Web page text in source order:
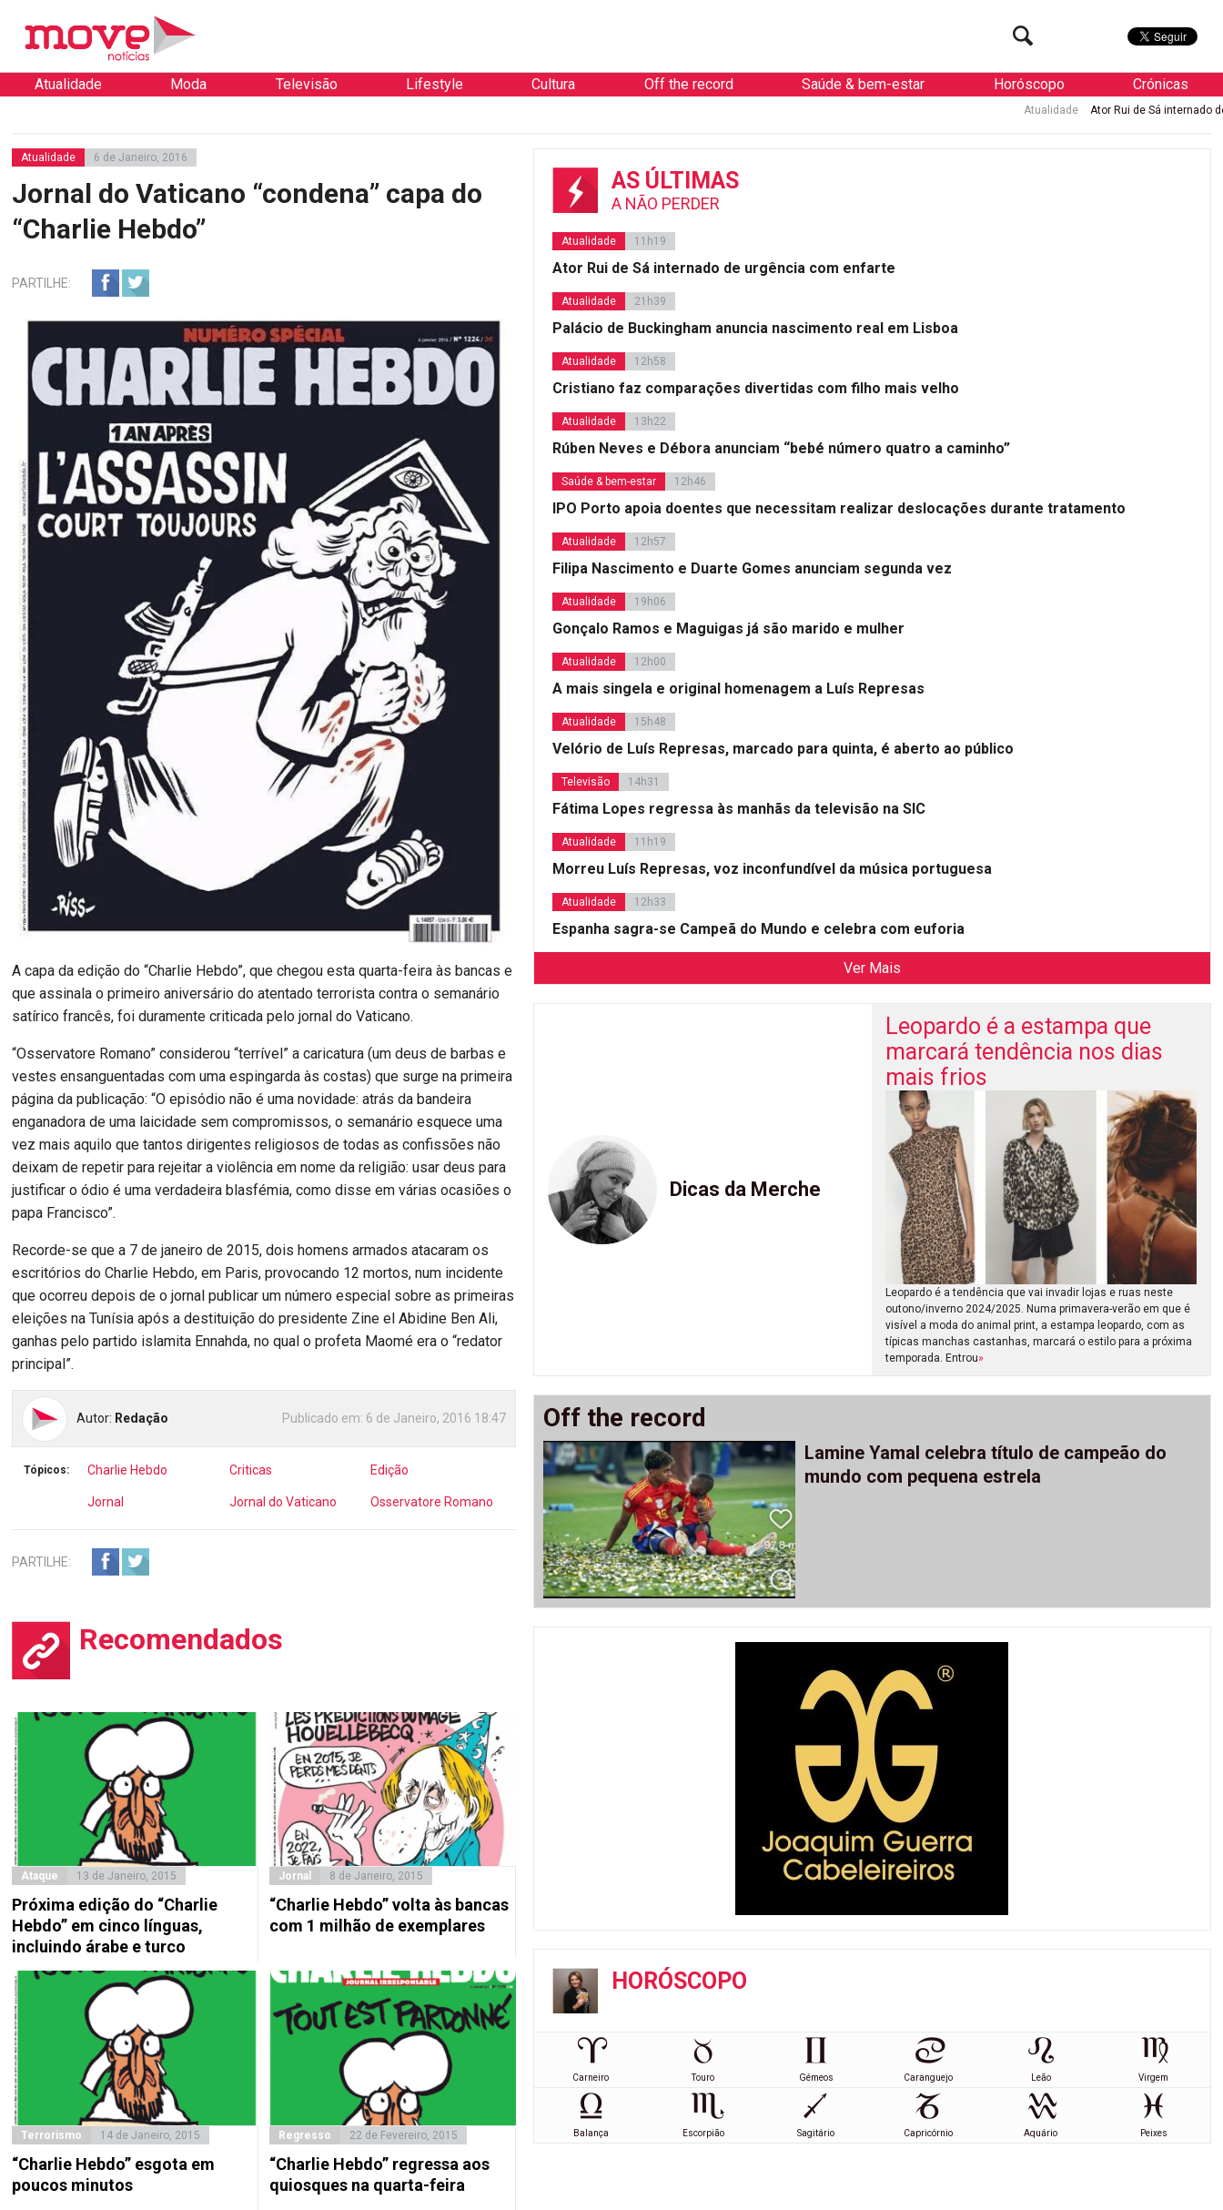
Atualidade Moda Televisão Lifestyle Cultura Off the record Saúde & bem-estar Horóscopo Crónicas
Ator Rui de Sá internado de urgência com
Atualidade 6 de Janeiro, 2016
Jornal do Vaticano “condena” capa do
“Charlie Hebdo”
PARTILHE:
A capa da edição do “Charlie Hebdo”, que chegou esta quarta-feira às bancas e
que assinala o primeiro aniversário do atentado terrorista contra o semanário
satírico francês, foi duramente criticada pelo jornal do Vaticano.
“Osservatore Romano” considerou “terrível” a caricatura (um deus de barbas e
vestes ensanguentadas com uma espingarda às costas) que surge na primeira
página da publicação: “O episódio não é uma novidade: atrás da bandeira
enganadora de uma laicidade sem compromissos, o semanário esquece uma
vez mais aquilo que tantos dirigentes religiosos de todas as confissões não
deixam de repetir para rejeitar a violência em nome da religião: usar deus para
justificar o ódio é uma verdadeira blasfémia, como disse em várias ocasiões o
papa Francisco”.
Recorde-se que a 7 de janeiro de 2015, dois homens armados atacaram os
escritórios do Charlie Hebdo, em Paris, provocando 12 mortos, num incidente
que ocorreu depois de o jornal publicar um número especial sobre as primeiras
eleições na Tunísia após a destituição do presidente Zine el Abidine Ben Ali,
ganhas pelo partido islamita Ennahda, no qual o profeta Maomé era o “redator
principal”.
Autor: Redação Publicado em: 6 de Janeiro, 2016 18:47
Tópicos: Charlie Hebdo Criticas Edição
Jornal Jornal do Vaticano Osservatore Romano
PARTILHE:
Recomendados
Ataque 13 de Janeiro, 2015
Próxima edição do “Charlie
Hebdo” em cinco línguas,
incluindo árabe e turco
Jornal 8 de Janeiro, 2015
“Charlie Hebdo” volta às bancas
com 1 milhão de exemplares
Terrorismo 14 de Janeiro, 2015
“Charlie Hebdo” esgota em
poucos minutos
Regresso 22 de Fevereiro, 2015
“Charlie Hebdo” regressa aos
quiosques na quarta-feira
AS ÚLTIMAS
A NÃO PERDER
Atualidade 11h19
Ator Rui de Sá internado de urgência com enfarte
Atualidade 21h39
Palácio de Buckingham anuncia nascimento real em Lisboa
Atualidade 12h58
Cristiano faz comparações divertidas com filho mais velho
Atualidade 13h22
Rúben Neves e Débora anunciam “bebé número quatro a caminho”
Saúde & bem-estar 12h46
IPO Porto apoia doentes que necessitam realizar deslocações durante tratamento
Atualidade 12h57
Filipa Nascimento e Duarte Gomes anunciam segunda vez
Atualidade 19h06
Gonçalo Ramos e Maguigas já são marido e mulher
Atualidade 12h00
A mais singela e original homenagem a Luís Represas
Atualidade 15h48
Velório de Luís Represas, marcado para quinta, é aberto ao público
Televisão 14h31
Fátima Lopes regressa às manhãs da televisão na SIC
Atualidade 11h19
Morreu Luís Represas, voz inconfundível da música portuguesa
Atualidade 12h33
Espanha sagra-se Campeã do Mundo e celebra com euforia
Ver Mais
Dicas da Merche
Leopardo é a estampa que
marcará tendência nos dias
mais frios
Leopardo é a tendência que vai invadir lojas e ruas neste
outono/inverno 2024/2025. Numa primavera-verão em que é
visível a moda do animal print, a estampa leopardo, com as
típicas manchas castanhas, marcará o estilo para a próxima
temporada. Entrou»
Off the record
Lamine Yamal celebra título de campeão do
mundo com pequena estrela
HORÓSCOPO
Carneiro Touro Gémeos Caranguejo Leão Virgem
Balança Escorpião Sagitário Capricórnio Aquário Peixes